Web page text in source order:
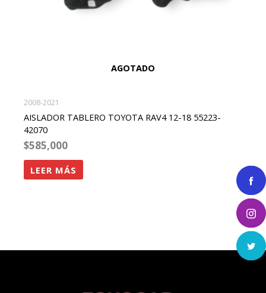
AGOTADO
2008-2021
AISLADOR TABLERO TOYOTA RAV4 12-18 55223-
42070
$585,000
LEER MÁS